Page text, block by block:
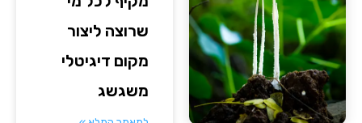
שרוצה ליצור
מקום דיגיטלי
משגשג